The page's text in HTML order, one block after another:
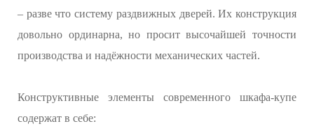
– разве что систему раздвижных дверей. Их конструкция
довольно ординарна, но просит высочайшей точности
производства и надёжности механических частей.
Конструктивные элементы современного шкафа-купе
содержат в себе: